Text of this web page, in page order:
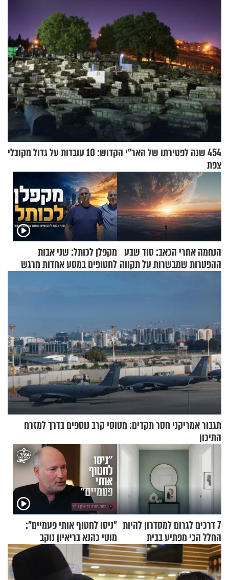
454 שנה לפטירתו של האר"י הקדוש: 10 עובדות על גדול מקובלי
צפת
הנחמה אחרי הכאב: סוד שבע
ההפטרות שמבשרות על תקווה
מקפלן לכותל: שני אבות
לחטופים במסע אחדות מרגש
תגבור אמריקני חסר תקדים: מטוסי קרב נוספים בדרך למזרח
התיכון
7 דרכים לגרום למסדרון להיות
החלל הכי מפתיע בבית
"ניסו לחטוף אותי פעמיים":
מוטי כהנא בריאיון נוקב